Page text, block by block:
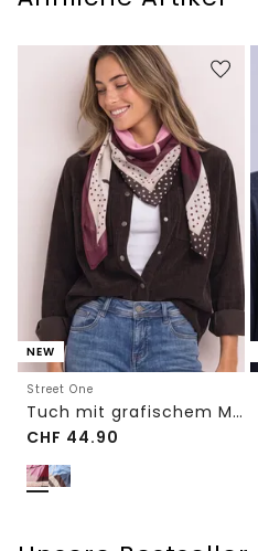
NEW
Street One
Tuch mit grafischem Muster
CHF 44.90